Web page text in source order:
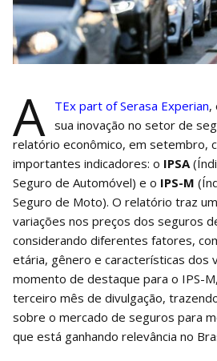
A TEx part of Serasa Experian,
sua inovação no setor de
relatório econômico, em setembro,
importantes indicadores: o IPSA
Seguro de Automóvel) e o IPS-M
Seguro de Moto). O relatório traz
variações nos preços dos seguros
considerando diferentes fatores,
etária, gênero e características dos
momento de destaque para o IPS-
terceiro mês de divulgação,
sobre o mercado de seguros para
que está ganhando relevância no